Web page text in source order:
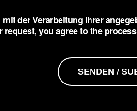
der Verarbeitung Ihrer
request, you agree to the
SENDEN /